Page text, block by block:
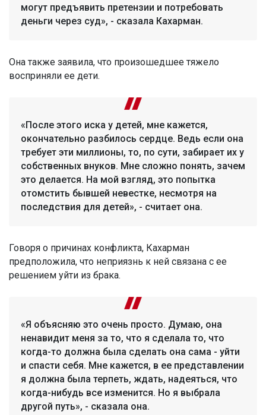
могут предъявить претензии и потребовать
деньги через суд», - сказала Кахарман.
Она также заявила, что произошедшее тяжело
восприняли ее дети.
«После этого иска у детей, мне кажется,
окончательно разбилось сердце. Ведь если она
требует эти миллионы, то, по сути, забирает их у
собственных внуков. Мне сложно понять, зачем
это делается. На мой взгляд, это попытка
отомстить бывшей невестке, несмотря на
последствия для детей», - считает она.
Говоря о причинах конфликта, Кахарман
предположила, что неприязнь к ней связана с ее
решением уйти из брака.
«Я объясняю это очень просто. Думаю, она
ненавидит меня за то, что я сделала то, что
когда-то должна была сделать она сама - уйти
и спасти себя. Мне кажется, в ее представлении
я должна была терпеть, ждать, надеяться, что
когда-нибудь все изменится. Но я выбрала
другой путь», - сказала она.